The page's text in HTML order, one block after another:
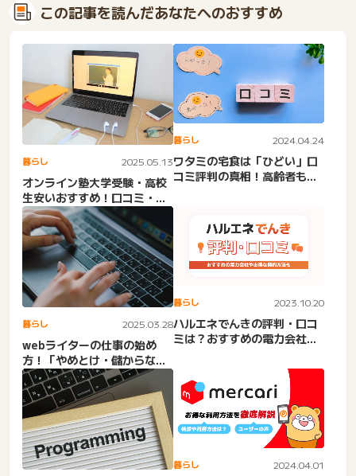
この記事を読んだあなたへのおすすめ
暮らし 2025.05.13
オンライン塾大学受験・高校
生安いおすすめ！口コミ・料
金相場・浪人生・学習管
理。...
暮らし 2024.04.24
ワタミの宅食は「ひどい」口
コミ評判の真相！高齢者も安
暮らし 2025.03.28
webライターの仕事の始め
方！「やめとけ・儲からな
い・ひどい」と言われる実態
や...
暮らし 2023.10.20
ハルエネでんきの評判・口コ
ミは？おすすめの電力会社や
暮らし 2024.04.01